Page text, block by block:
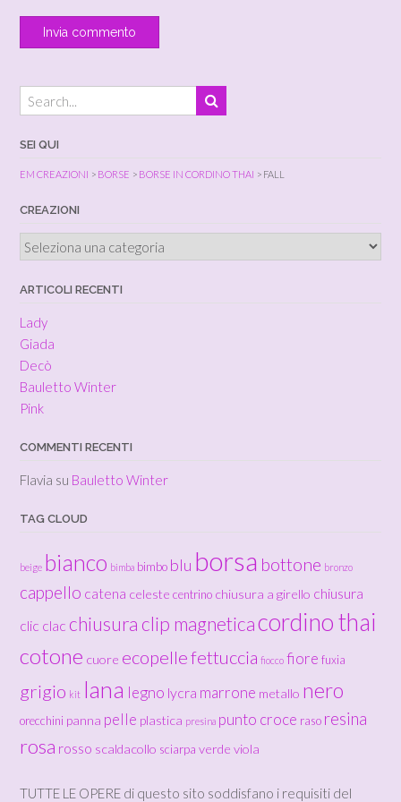
SEI QUI
EM CREAZIONI > BORSE > BORSE IN CORDINO THAI > FALL
CREAZIONI
Creazioni
ARTICOLI RECENTI
Lady
Giada
Decò
Bauletto Winter
Pink
COMMENTI RECENTI
Flavia su Bauletto Winter
TAG CLOUD
beige bianco bimba bimbo blu borsa bottone bronzo
cappello catena celeste centrino chiusura a girello chiusura
clic clac chiusura clip magneticacordino thai
cotone cuore ecopellefettuccia fiocco fiore fuxia
grigio kit lana legno lycra marrone metallo nero
orecchini panna pelle plastica presina punto croce raso resina
rosa rosso scaldacollo sciarpa verde viola
TUTTE LE OPERE di questo sito soddisfano i requisiti del